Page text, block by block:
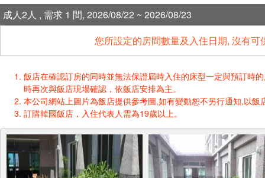
成人2人 , 需求 1 間, 2026/08/22 ~ 2026/08/23
您所設定的房間數量及入住日期, 沒有
飯店在確認訂房的同時並無法保證屆時入住的床型一定與預訂時
時再次與飯店現場確認，依飯店安排為主。
本公司網站上圖片為飯店提供參考圖,如有變動恕不另行通知,以飯
訂購韓國飯店，入住代表人需為19歲以上。